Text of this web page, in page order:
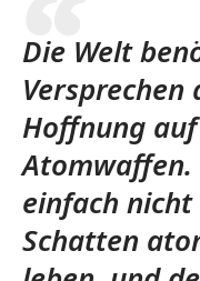
Die Welt
Versprechen
Hoffnung
Atomwaffen.
einfach
Schatten